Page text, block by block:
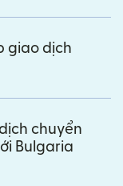
giao dịch
chuyển
Bulgaria